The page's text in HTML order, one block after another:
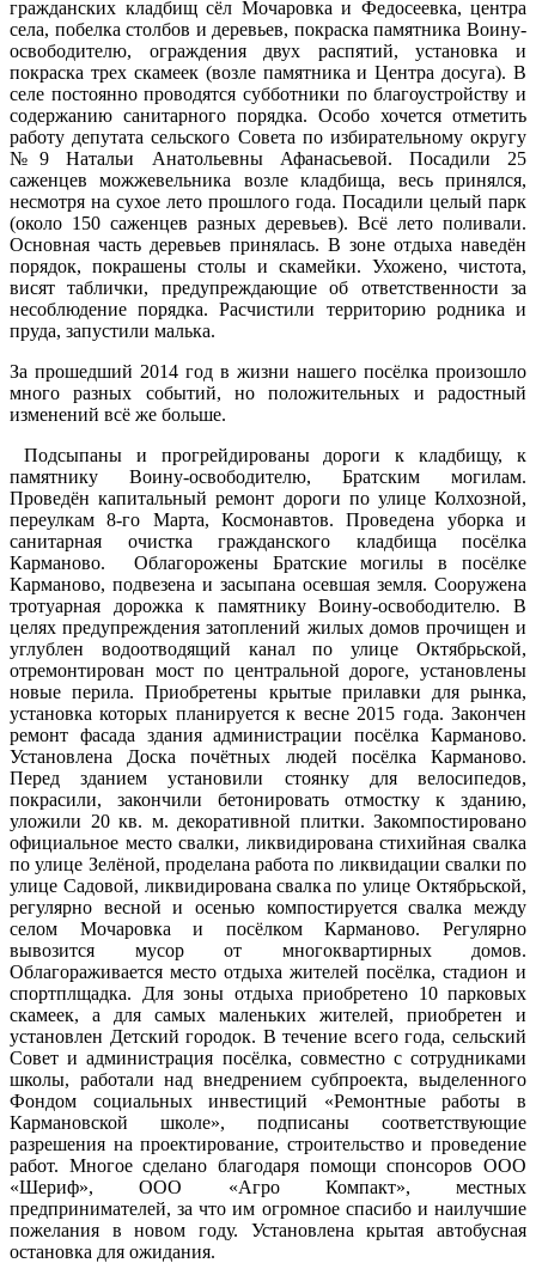
гражданских кладбищ сёл Мочаровка и Федосеевка, центра
села, побелка столбов и деревьев, покраска памятника Воину-
освободителю, ограждения двух распятий, установка и
покраска трех скамеек (возле памятника и Центра досуга). В
селе постоянно проводятся субботники по благоустройству и
содержанию санитарного порядка. Особо хочется отметить
работу депутата сельского Совета по избирательному округу
№9 Натальи Анатольевны Афанасьевой. Посадили 25
саженцев можжевельника возле кладбища, весь принялся,
несмотря на сухое лето прошлого года. Посадили целый парк
(около 150 саженцев разных деревьев). Всё лето поливали.
Основная часть деревьев принялась. В зоне отдыха наведён
порядок, покрашены столы и скамейки. Ухожено, чистота,
висят таблички, предупреждающие об ответственности за
несоблюдение порядка. Расчистили территорию родника и
пруда, запустили малька.
За прошедший 2014 год в жизни нашего посёлка произошло
много разных событий, но положительных и радостный
изменений всё же больше.
Подсыпаны и прогрейдированы дороги к кладбищу, к
памятнику Воину-освободителю, Братским могилам.
Проведён капитальный ремонт дороги по улице Колхозной,
переулкам 8-го Марта, Космонавтов. Проведена уборка и
санитарная очистка гражданского кладбища посёлка
Карманово. Облагорожены Братские могилы в посёлке
Карманово, подвезена и засыпана осевшая земля. Сооружена
тротуарная дорожка к памятнику Воину-освободителю. В
целях предупреждения затоплений жилых домов прочищен и
углублен водоотводящий канал по улице Октябрьской,
отремонтирован мост по центральной дороге, установлены
новые перила. Приобретены крытые прилавки для рынка,
установка которых планируется к весне 2015 года. Закончен
ремонт фасада здания администрации посёлка Карманово.
Установлена Доска почётных людей посёлка Карманово.
Перед зданием установили стоянку для велосипедов,
покрасили, закончили бетонировать отмостку к зданию,
уложили 20 кв. м. декоративной плитки. Закомпостировано
официальное место свалки, ликвидирована стихийная свалка
по улице Зелёной, проделана работа по ликвидации свалки по
улице Садовой, ликвидирована свалка по улице Октябрьской,
регулярно весной и осенью компостируется свалка между
селом Мочаровка и посёлком Карманово. Регулярно
вывозится мусор от многоквартирных домов.
Облагораживается место отдыха жителей посёлка, стадион и
спортплщадка. Для зоны отдыха приобретено 10 парковых
скамеек, а для самых маленьких жителей, приобретен и
установлен Детский городок. В течение всего года, сельский
Совет и администрация посёлка, совместно с сотрудниками
школы, работали над внедрением субпроекта, выделенного
Фондом социальных инвестиций «Ремонтные работы в
Кармановской школе», подписаны соответствующие
разрешения на проектирование, строительство и проведение
работ. Многое сделано благодаря помощи спонсоров ООО
«Шериф», ООО «Агро Компакт», местных
предпринимателей, за что им огромное спасибо и наилучшие
пожелания в новом году. Установлена крытая автобусная
остановка для ожидания.